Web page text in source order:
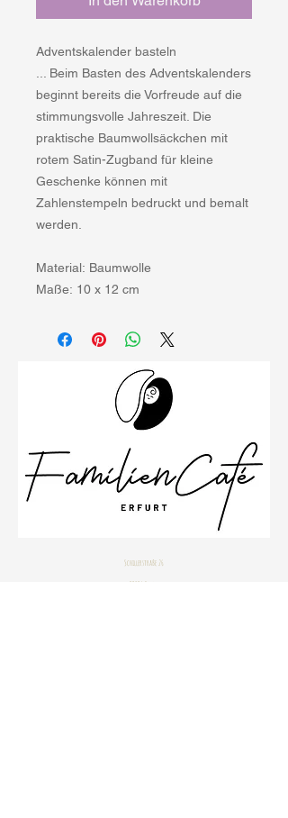
Adventskalender basteln
... Beim Basten des Adventskalenders
beginnt bereits die Vorfreude auf die
stimmungsvolle Jahreszeit. Die
praktische Baumwollsäckchen mit
rotem Satin-Zugband für kleine
Geschenke können mit
Zahlenstempeln bedruckt und bemalt
werden.
Material: Baumwolle
Maße: 10 x 12 cm
Schillerstraße 26
99096 Erfurt